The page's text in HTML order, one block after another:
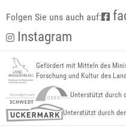
Folgen Sie uns auch auf:
Instagram
Gefördert mit Mitteln des
Forschung und Kultur des
Unterstützt durch
Unterstützt durch